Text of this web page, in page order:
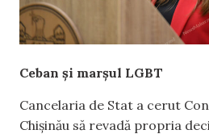
Ceban și marșul LGBT
Cancelaria de Stat a cerut
Chișinău să revadă propria